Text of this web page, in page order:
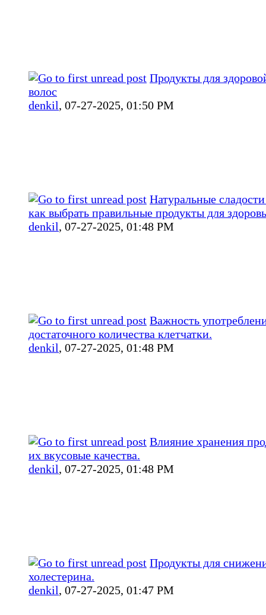
Продукты для
волос
denkil, 07-27-2025, 01:50 PM
Натуральные
как выбрать правильные продукты для
denkil, 07-27-2025, 01:48 PM
Важность
достаточного количества клетчатки.
denkil, 07-27-2025, 01:48 PM
Влияние хранения
их вкусовые качества.
denkil, 07-27-2025, 01:48 PM
Продукты для
холестерина.
denkil, 07-27-2025, 01:47 PM